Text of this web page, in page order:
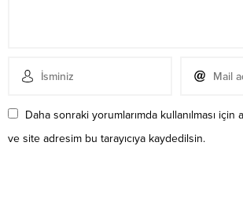
Daha sonraki yorumlarımda kullanılması için
ve site adresim bu tarayıcıya kaydedilsin.